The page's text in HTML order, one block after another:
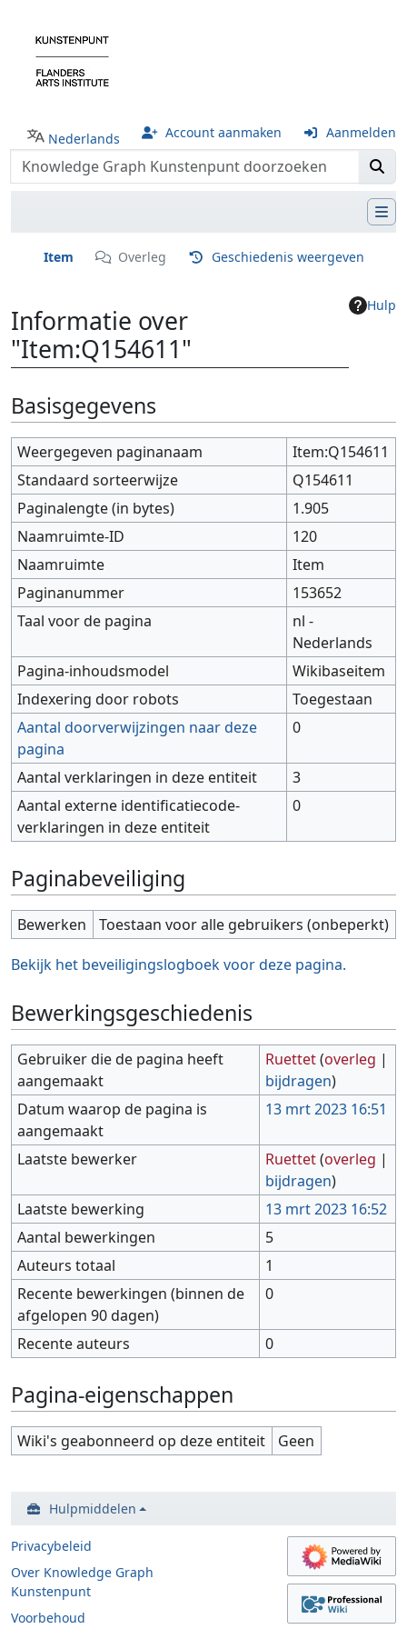
Nederlands Account aanmaken Aanmelden
Item Overleg Geschiedenis weergeven
Hulp
Informatie over
"Item:Q154611"
Ga naar:
Basisgegevens
Weergegeven paginanaam
Item:Q154611
Standaard sorteerwijze
Q154611
Paginalengte (in bytes)
1.905
Naamruimte-ID
120
Naamruimte
Item
Paginanummer
153652
Taal voor de pagina
nl -
Nederlands
Pagina-inhoudsmodel
Wikibaseitem
Indexering door robots
Toegestaan
Aantal doorverwijzingen naar deze
pagina
0
Aantal verklaringen in deze entiteit
3
Aantal externe identificatiecode-
verklaringen in deze entiteit
0
Paginabeveiliging
Bewerken
Toestaan voor alle gebruikers (onbeperkt)
Bekijk het beveiligingslogboek voor deze pagina.
Bewerkingsgeschiedenis
Gebruiker die de pagina heeft
aangemaakt
Ruettet(overleg |
bijdragen)
Datum waarop de pagina is
aangemaakt
13 mrt 2023 16:51
Laatste bewerker Ruettet(overleg |
bijdragen)
Laatste bewerking
13 mrt 2023 16:52
Aantal bewerkingen
5
Auteurs totaal
1
Recente bewerkingen (binnen de
afgelopen 90 dagen)
0
Recente auteurs 0
Pagina-eigenschappen
Wiki's geabonneerd op deze entiteit Geen
Hulpmiddelen
Privacybeleid
Over Knowledge Graph
Kunstenpunt
Voorbehoud